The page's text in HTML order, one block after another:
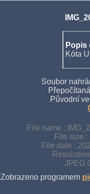
Popis
Kóta
Soubor
Původní
File name :
File size
File date :
JPEG
Zobrazeno programem